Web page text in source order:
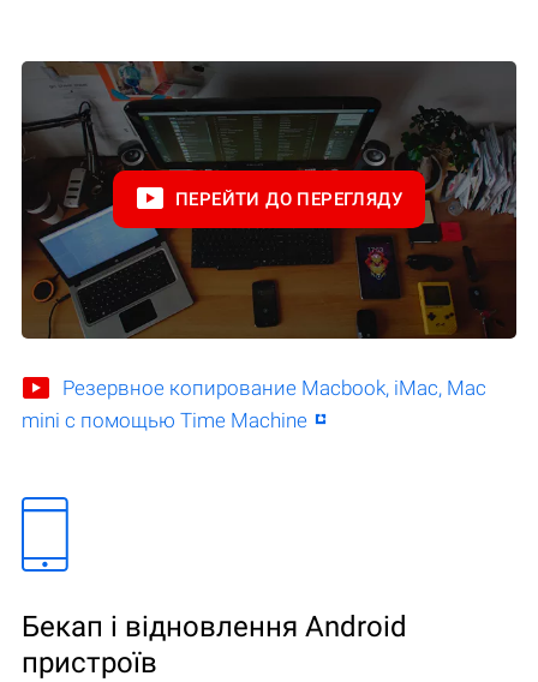
ПЕРЕЙТИ ДО ПЕРЕГЛЯДУ
Резервное копирование Macbook, iMac, Mac
mini с помощью Time Machine
Бекап і відновлення Android
пристроїв